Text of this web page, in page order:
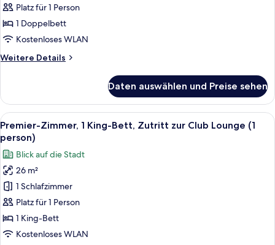
Doppelbett,
Zutritt
zur
Lounge
anzeigen
Platz für 1 Person
1 Doppelbett
Kostenloses WLAN
Weitere Details
Weitere
Zimmer,
Doppelbett,
Zutritt
zur
Club
Lounge
(1
person)
Daten auswählen und Preise sehen
Alle
Fotos
für
Premier-
Zimmer,
1 King-
Bett,
Zutritt
zur
Ein modernes Hotelzimmer mit
2
Premier-Zimmer, 1 King-Bett, Zutritt zur Club Lounge (1
person)
Blick auf die Stadt
26 m²
1 Schlafzimmer
Platz für 1 Person
1 King-Bett
Kostenloses WLAN